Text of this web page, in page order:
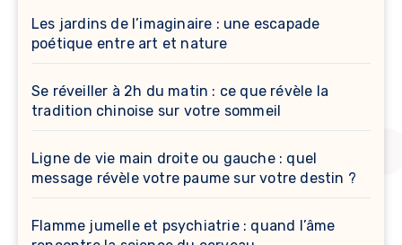
Les jardins de l’imaginaire : une escapade
poétique entre art et nature
Se réveiller à 2h du matin : ce que révèle la
tradition chinoise sur votre sommeil
Ligne de vie main droite ou gauche : quel
message révèle votre paume sur votre destin ?
Flamme jumelle et psychiatrie : quand l’âme